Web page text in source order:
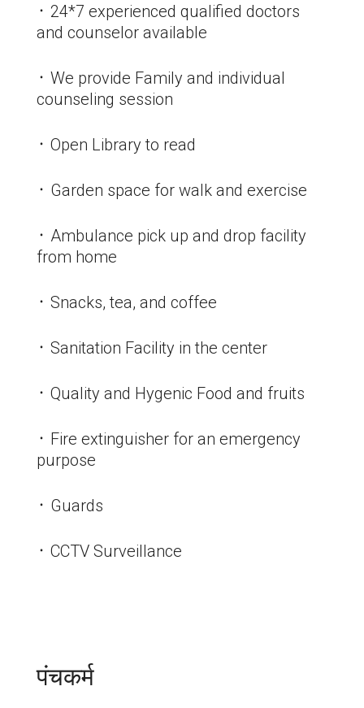
᛫ 24*7 experienced qualified doctors
and counselor available
᛫ We provide Family and individual
counseling session
᛫ Open Library to read
᛫ Garden space for walk and exercise
᛫ Ambulance pick up and drop facility
from home
᛫ Snacks, tea, and coffee
᛫ Sanitation Facility in the center
᛫ Quality and Hygenic Food and fruits
᛫ Fire extinguisher for an emergency
purpose
᛫ Guards
᛫ CCTV Surveillance
पंचकर्म